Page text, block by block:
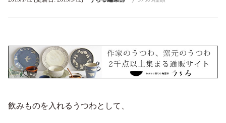
飲みものを入れるうつわとして、